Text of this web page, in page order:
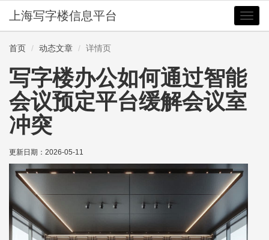
切
换
上海写字楼信息平台
首页 动态文章 详情页
写字楼办公如何通过智能
会议预定平台缓解会议室
冲突
更新日期： 2026-05-11